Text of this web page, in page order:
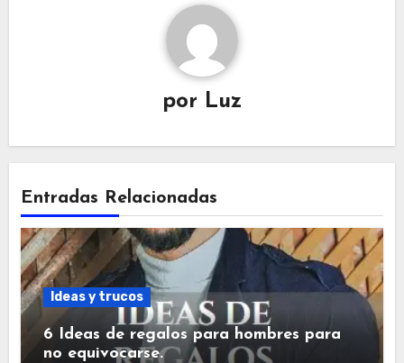
por Luz
Entradas Relacionadas
Ideas y trucos
6 Ideas de regalos para hombres para
no equivocarse.